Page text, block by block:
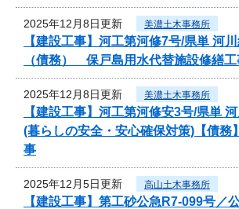
2025年12月8日更新 美濃土木事務所
【建設工事】河工第河修7号/県単 河
（債務） 保戸島用水代替施設修繕工
2025年12月8日更新 美濃土木事務所
【建設工事】河工第河修安3号/県単
(暮らしの安全・安心確保対策)【債
事
2025年12月5日更新 高山土木事務所
【建設工事】第工砂公急R7-099号／